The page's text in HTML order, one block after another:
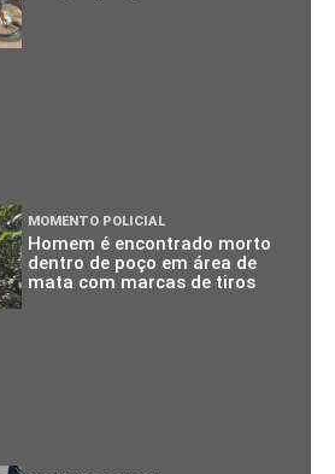
MOMENTO POLICIAL
Homem é encontrado morto
dentro de poço em área de
mata com marcas de tiros